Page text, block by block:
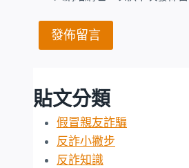
貼文分類
假冒親友詐騙
反詐小撇步
反詐知識